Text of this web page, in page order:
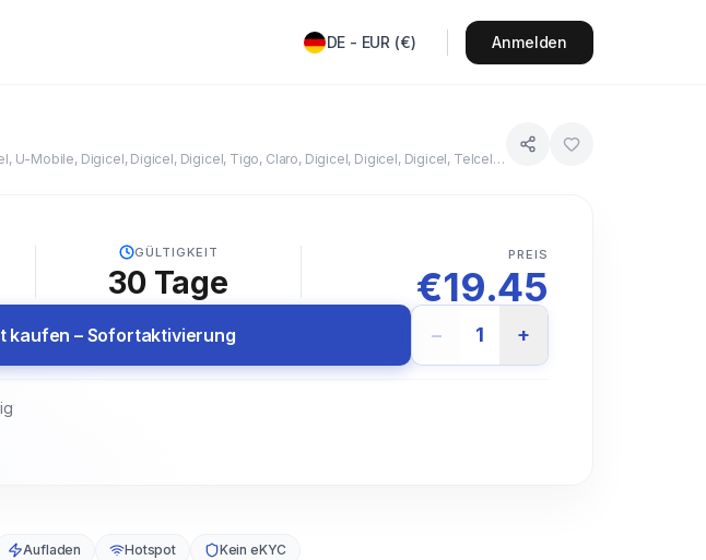
DE - EUR (€) Anmelden
Digicel, Digicel, Aliv, Digicel, Digicel, Digicel, Digicel, Digicel, Digicel, Digicel, Digicel, Digicel, U-Mobile, Digicel, Digicel, Digicel, Tigo, Claro, Digicel, Digicel, Digicel, Telcell N.V., Digicel, Telcell N.V., Digicel, Digicel
GÜLTIGKEIT
30 Tage
PREIS
€19.45
kaufen – Sofortaktivierung − 1 +
Aufladen Hotspot Kein eKYC